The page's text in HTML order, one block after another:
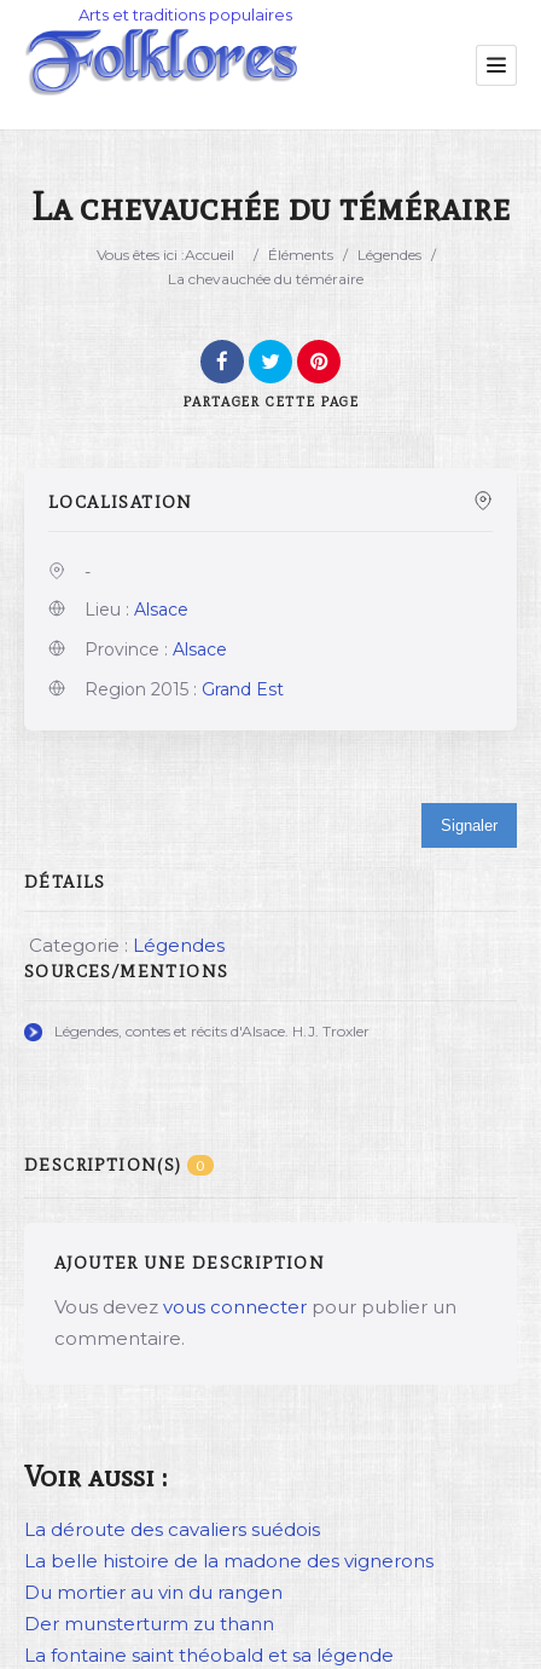
Catégorie
La chevauchée du téméraire
Vous êtes ici :Accueil / Éléments / Légendes /
La chevauchée du téméraire
PARTAGER CETTE PAGE
LOCALISATION
-
Lieu : Alsace
Province : Alsace
Region 2015 : Grand Est
Signaler
DÉTAILS
Categorie : Légendes
SOURCES/MENTIONS
Légendes, contes et récits d'Alsace. H.J. Troxler
DESCRIPTION(S) 0
AJOUTER UNE DESCRIPTION
Vous devez vous connecter pour publier un
commentaire.
Voir aussi :
La déroute des cavaliers suédois
La belle histoire de la madone des vignerons
Du mortier au vin du rangen
Der munsterturm zu thann
La fontaine saint théobald et sa légende